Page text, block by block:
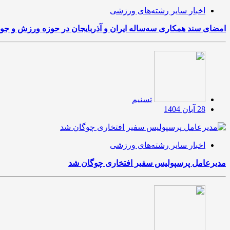
اخبار سایر رشته‌های ورزشی
امضای سند همکاری سه‌ساله ایران و آذربایجان در حوزه ورزش و
تسنیم
28 آبان 1404
اخبار سایر رشته‌های ورزشی
مدیرعامل پرسپولیس سفیر افتخاری چوگان شد